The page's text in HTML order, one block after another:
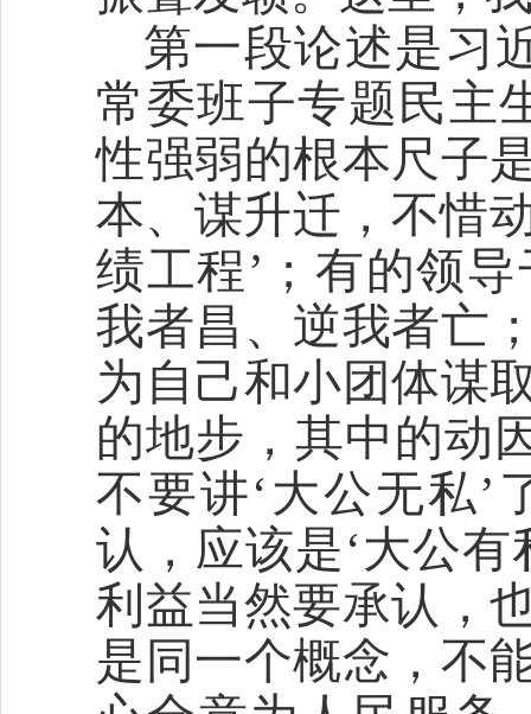
第一段论述是习
常委班子专题民主
性强弱的根本尺子
本、谋升迁，不惜
绩工程’；有的领
我者昌、逆我者亡
为自己和小团体谋
的地步，其中的动
不要讲‘大公无私’
认，应该是‘大公
利益当然要承认，
是同一个概念，不